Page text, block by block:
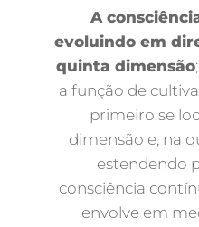
A
evoluindo em
quinta dimensão
a função de
primeiro se
dimensão e, na
estendendo
consciência
envolve em